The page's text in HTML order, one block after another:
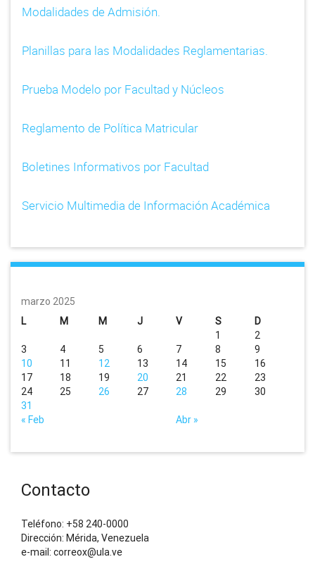
Modalidades de Admisión.
Planillas para las Modalidades Reglamentarias.
Prueba Modelo por Facultad y Núcleos
Reglamento de Política Matricular
Boletines Informativos por Facultad
Servicio Multimedia de Información Académica
marzo 2025
L
M M J V S D
« Feb Abr »
1
2
3
4 5 6 7 8
9
10
11 12 13 14 15
16
17
18 19 20 21 22
23
24
25 26 27 28 29
30
31
Contacto
Teléfono: +58 240-0000
Dirección: Mérida, Venezuela
e-mail: correox@ula.ve